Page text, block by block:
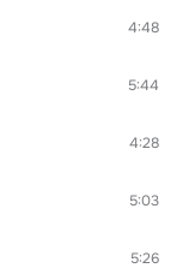
4:48
5:44
4:28
5:03
5:26